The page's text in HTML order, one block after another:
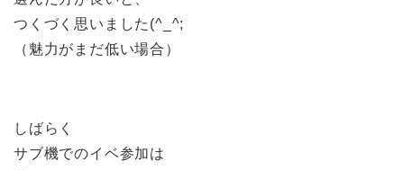
つくづく思いました(^_^;
（魅力がまだ低い場合）
しばらく
サブ機でのイベ参加は